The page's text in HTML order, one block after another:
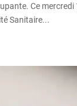
Ce mercredi
Sanitaire...